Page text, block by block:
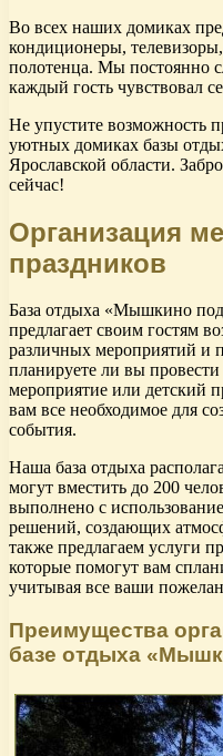
Во всех наших домиках
кондиционеры,
полотенца. Мы постоянно
каждый гость чувствовал
Не упустите возможность
уютных домиках базы
Ярославской области.
сейчас!
Организация
праздников
База отдыха «Мышкино
предлагает своим гостям
различных мероприятий и
планируете ли вы
мероприятие или детский
вам все необходимое для
события.
Наша база отдыха
могут вместить до 200
выполнено с
решений, создающих
также предлагаем услуги
которые помогут вам
учитывая все ваши
Преимущества
базе отдыха